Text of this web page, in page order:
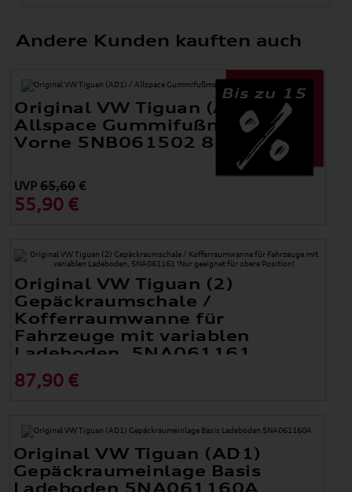
Andere Kunden kauften auch
Bis zu 15
Original VW Tiguan (AD1) /
Allspace Gummifußmatten
Vorne 5NB061502 82V
UVP65,60 €
55,90 €
Original VW Tiguan (2)
Gepäckraumschale /
Kofferraumwanne für
Fahrzeuge mit variablen
Ladeboden, 5NA061161
!Nur geeignet für obere Position!
87,90 €
Original VW Tiguan (AD1)
Gepäckraumeinlage Basis